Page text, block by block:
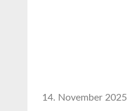
14. November 2025